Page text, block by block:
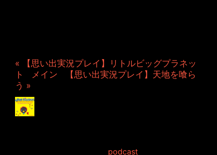
« 【思い出実況プレイ】リトルビッグプラネッ
ト
メイン
【思い出実況プレイ】天地を喰ら
う »
podcast